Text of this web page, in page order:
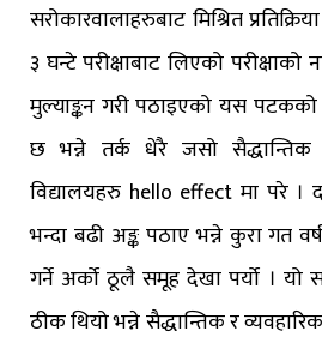
सरोकारवालाहरुबाट मिश्रित
३ घन्टे परीक्षाबाट लिएको परीक्षाको
मुल्याङ्कन गरी पठाइएको यस
छ भन्ने तर्क धेरै जसो सैद्धान्तिक
विद्यालयहरु hello effect मा परे ।
भन्दा बढी अङ्क पठाए भन्ने कुरा गत
गर्ने अर्को ठूलै समूह देखा पर्यो । यो
ठीक थियो भन्ने सैद्धान्तिक र